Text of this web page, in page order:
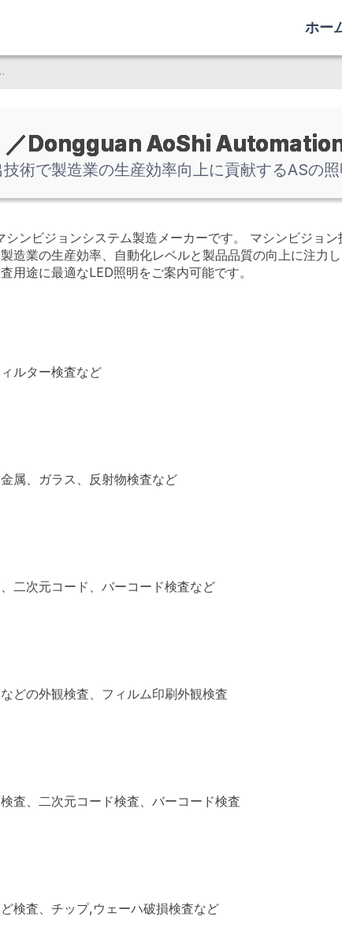
ホー
に貢献するASの照明装置
／Dongguan AoShi
術で製造業の生産効率向上に貢献するASの
ンビジョンシステム製造メーカーです。 マシンビジョ
造業の生産効率、自動化レベルと製品品質の向上に注力
用途に最適なLED照明をご案内可能です。
ルター検査など
属、ガラス、反射物検査など
二次元コード、バーコード検査など
どの外観検査、フィルム印刷外観検査
査、二次元コード検査、バーコード検査
検査、チップ,ウェーハ破損検査など